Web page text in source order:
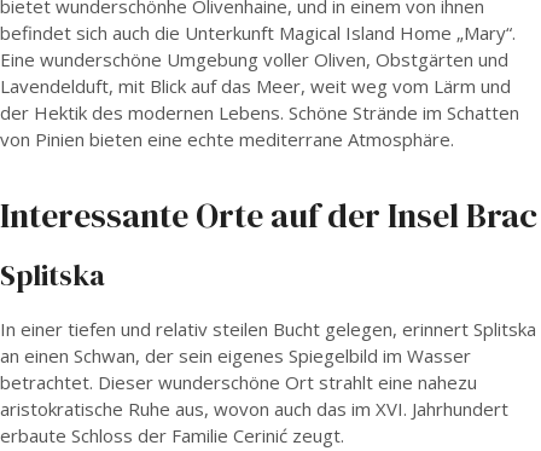
bietet wunderschönhe Olivenhaine, und in einem von ihnen
befindet sich auch die Unterkunft Magical Island Home „Mary“.
Eine wunderschöne Umgebung voller Oliven, Obstgärten und
Lavendelduft, mit Blick auf das Meer, weit weg vom Lärm und
der Hektik des modernen Lebens. Schöne Strände im Schatten
von Pinien bieten eine echte mediterrane Atmosphäre.
Interessante Orte auf der Insel Brac
Splitska
In einer tiefen und relativ steilen Bucht gelegen, erinnert Splitska
an einen Schwan, der sein eigenes Spiegelbild im Wasser
betrachtet. Dieser wunderschöne Ort strahlt eine nahezu
aristokratische Ruhe aus, wovon auch das im XVI. Jahrhundert
erbaute Schloss der Familie Cerinić zeugt.